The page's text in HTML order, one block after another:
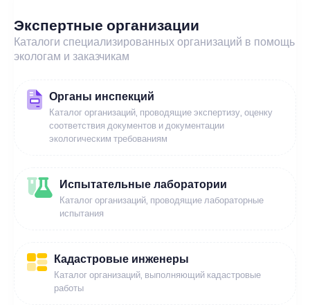
Экспертные организации
Каталоги специализированных организаций в помощь
экологам и заказчикам
Органы инспекций
Каталог организаций, проводящие экспертизу, оценку
соответствия документов и документации
экологическим требованиям
Испытательные лаборатории
Каталог организаций, проводящие лабораторные
испытания
Кадастровые инженеры
Каталог организаций, выполняющий кадастровые
работы